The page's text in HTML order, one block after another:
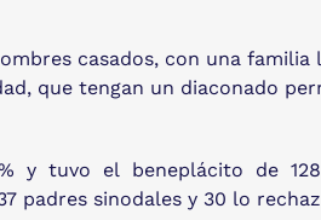
casados, con una
que tengan un diaconado
y tuvo el beneplácito de 128
sinodales y 30 lo